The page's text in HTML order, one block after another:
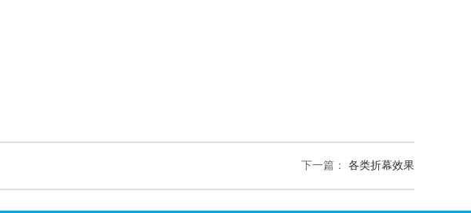
下一篇： 各类折幕效果